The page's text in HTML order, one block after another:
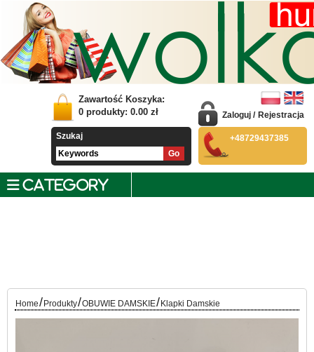
Zawartość Koszyka:
0 produkty: 0.00 zł
Szukaj
Zaloguj / Rejestracja
+48729437385
CATEGORY
Home/ Produkty/OBUWIE DAMSKIE/ Klapki Damskie